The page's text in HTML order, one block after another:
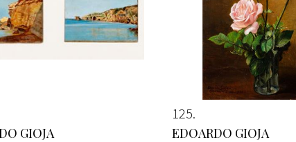
GIOJA
125
EDOARDO GIOJA